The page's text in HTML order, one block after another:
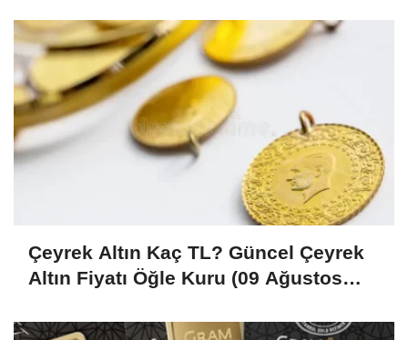
Çeyrek Altın Kaç TL? Güncel Çeyrek
Altın Fiyatı Öğle Kuru (09 Ağustos